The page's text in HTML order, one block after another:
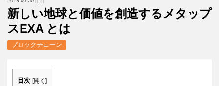
新しい地球と価値を創造するメタップ
スEXA とは
ブロックチェーン
目次 [開く ]